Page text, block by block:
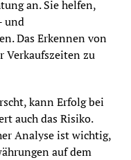
an. Sie helfen,
und
Das Erkennen von
Verkaufszeiten zu
kann Erfolg bei
auch das Risiko.
Analyse ist wichtig,
auf dem